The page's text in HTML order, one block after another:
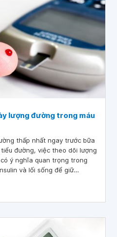
lượng đường trong máu
thấp nhất ngay trước bữa
đường, việc theo dõi lượng
ý nghĩa quan trọng trong
và lối sống để giữ